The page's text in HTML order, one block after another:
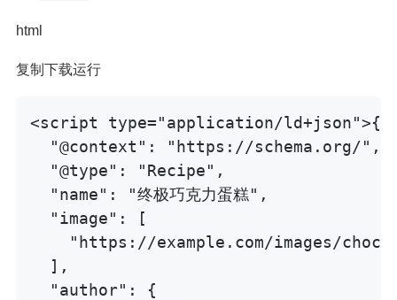
html
复制下载运行
<script type="application/ld+json">{
"@context": "https://schema.org/",
"@type": "Recipe",
"name": "终极巧克力蛋糕",
"image": [
"https://example.com/images/
],
"author": {